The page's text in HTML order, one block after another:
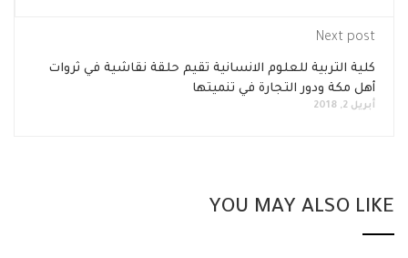
Next post
كلية التربية للعلوم الانسانية تقيم حلقة نقاشية في ثروات
أهل مكة ودور التجارة في تنميتها
أبريل 2, 2018
YOU MAY ALSO LIKE